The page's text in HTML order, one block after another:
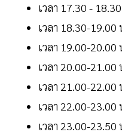
เวลา 17.30 -
เวลา 18.30-19.00
เวลา 19.00-20.00
เวลา 20.00-21.00
เวลา 21.00-22.00
เวลา 22.00-23.00
เวลา 23.00-23.50